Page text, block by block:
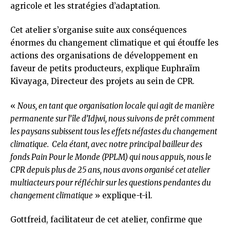
agricole et les stratégies d’adaptation.
Cet atelier s’organise suite aux conséquences
énormes du changement climatique et qui étouffe les
actions des organisations de développement en
faveur de petits producteurs, explique Euphraïm
Kivayaga, Directeur des projets au sein de CPR.
« Nous, en tant que organisation locale qui agit de manière
permanente sur l’île d’Idjwi, nous suivons de prêt comment
les paysans subissent tous les effets néfastes du changement
climatique. Cela étant, avec notre principal bailleur des
fonds Pain Pour le Monde (PPLM) qui nous appuis, nous le
CPR depuis plus de 25 ans, nous avons organisé cet atelier
multiacteurs pour réfléchir sur les questions pendantes du
changement climatique » explique-t-il.
Gottfreid, facilitateur de cet atelier, confirme que